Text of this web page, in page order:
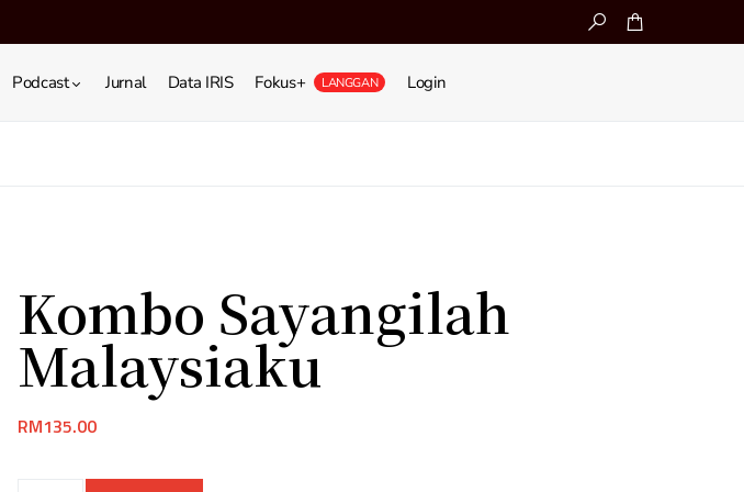
Podcast Jurnal Data IRIS Fokus+ LANGGAN Login
Kombo Sayangilah
Malaysiaku
RM135.00